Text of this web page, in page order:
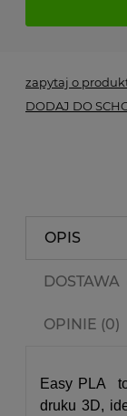
zapytaj o
DODAJ DO
OPIS
DOSTAWA
OPINIE (0)
Easy PLA
druku 3D,